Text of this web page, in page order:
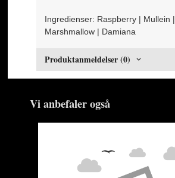
Ingredienser: Raspberry | Mullein |
Marshmallow | Damiana
Produktanmeldelser (0)
Vi anbefaler også